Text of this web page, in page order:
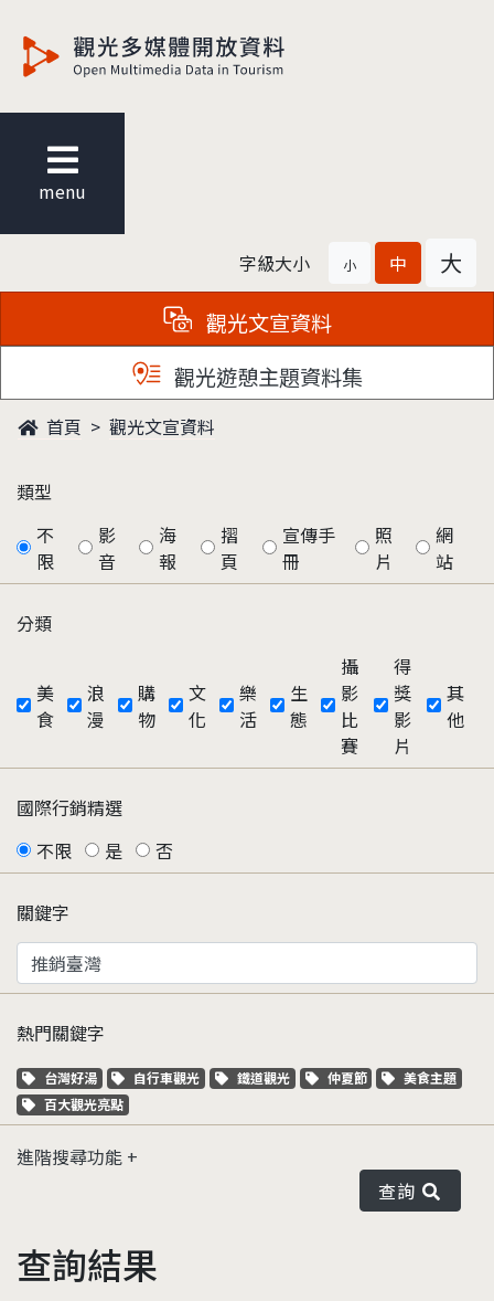
menu
字級大小 小 中 大
觀光文宣資料
觀光遊憩主題資料集
首頁 觀光文宣資料
類型
不
限
影
音
海
報
摺
頁
宣傳手
冊
照
片
網
站
分類
美
食
浪
漫
購
物
文
化
樂
活
生
態
攝
影
比
賽
得
獎
影
片
其
他
國際行銷精選
不限
是 否
關鍵字
熱門關鍵字
關鍵字標籤
台灣好湯 關鍵字標籤
自行車觀光 關鍵字標籤
鐵道觀光 關鍵字標籤
仲夏節 關鍵字標籤
美食主題
關鍵字標籤
百大觀光亮點
進階搜尋功能
查詢
查詢結果